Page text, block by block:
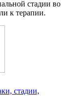
стадии во
к терапии.
стадии,